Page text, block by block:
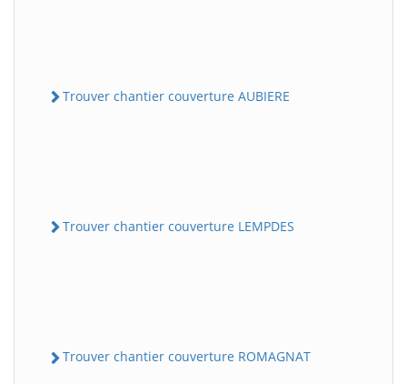
Trouver chantier couverture AUBIERE
Trouver chantier couverture LEMPDES
Trouver chantier couverture ROMAGNAT